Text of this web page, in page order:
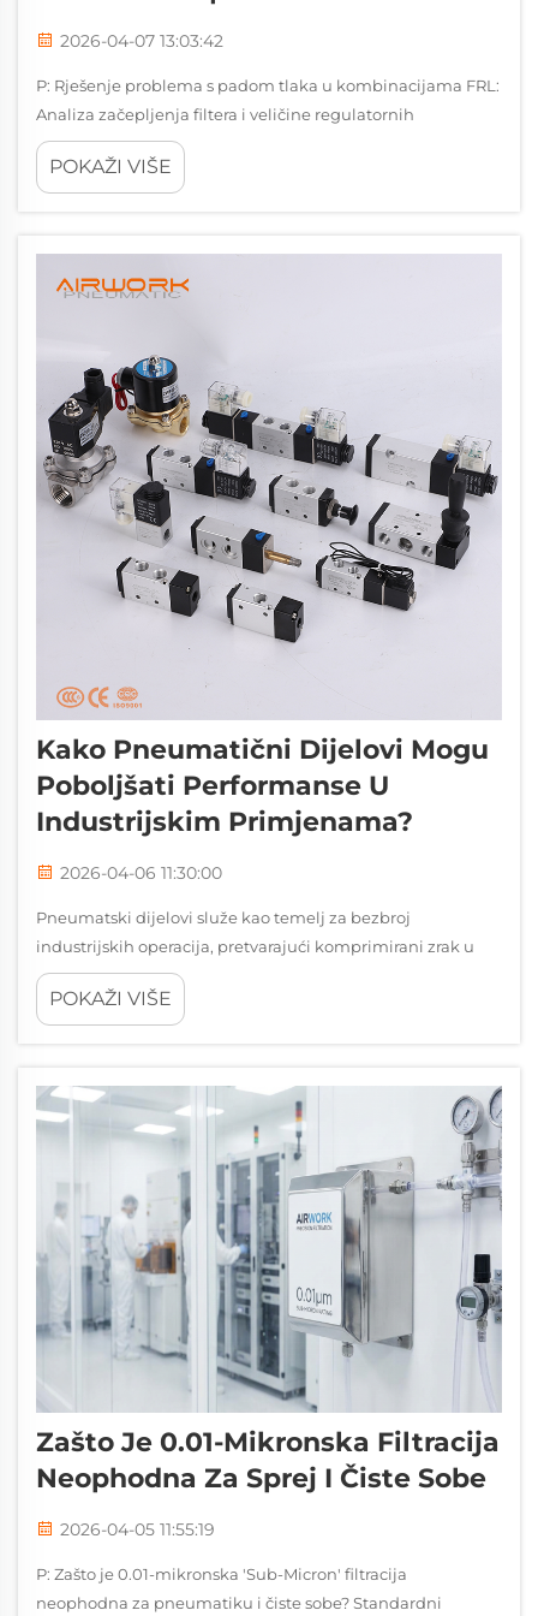
2026-04-07 13:03:42
P: Rješenje problema s padom tlaka u kombinacijama FRL:
Analiza začepljenja filtera i veličine regulatornih
elemenata. U industrijskom pneumatičkom sustavu,
konstantni radni pritisak je živa krv automatiziranih
POKAŽI VIŠE
Kako Pneumatični Dijelovi Mogu
Poboljšati Performanse U
Industrijskim Primjenama?
2026-04-06 11:30:00
Pneumatski dijelovi služe kao temelj za bezbroj
industrijskih operacija, pretvarajući komprimirani zrak u
precizno mehaničko kretanje koje pokreće proizvodne,
automatizacijske i procese kontrole sustava.
POKAŽI VIŠE
Zašto Je 0.01-Mikronska Filtracija
Neophodna Za Sprej I Čiste Sobe
2026-04-05 11:55:19
P: Zašto je 0.01-mikronska 'Sub-Micron' filtracija
neophodna za pneumatiku i čiste sobe? Standardni